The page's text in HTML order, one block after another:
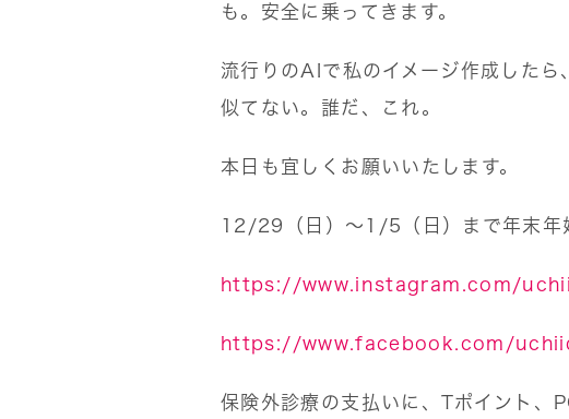
も。安全に乗ってきます。
流行りのAIで私のイメージ作成した
似てない。誰だ、これ。
本日も宜しくお願いいたします。
12/29（日）〜1/5（日）まで年末年
https://www.instagram.com/
https://www.facebook.com/
保険外診療の支払いに、Tポイント、